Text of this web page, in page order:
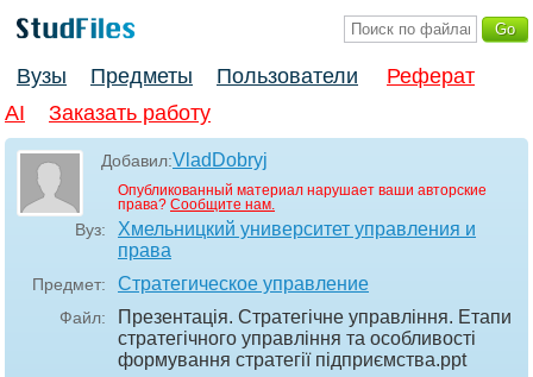
Вузы Предметы Пользователи
Реферат
AI
Заказать работу
Добавил:VladDobryj
Опубликованный материал нарушает ваши авторские
права? Сообщите нам.
Вуз:
Хмельницкий университет управления и
права
Предмет: Стратегическое управление
Файл:
Презентація. Стратегічне управління. Етапи
стратегічного управління та особливості
формування стратегії підприємства.ppt